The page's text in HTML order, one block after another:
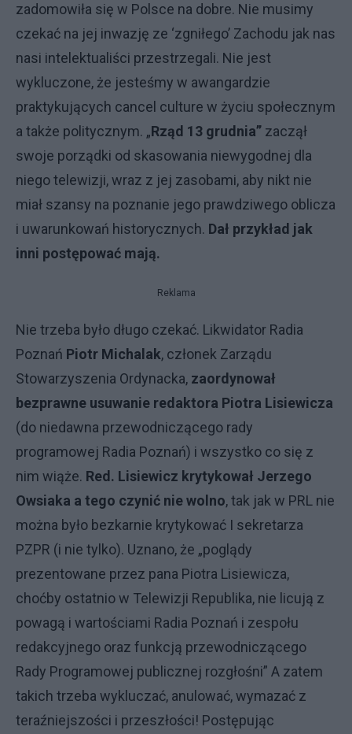
zadomowiła się w Polsce na dobre. Nie musimy
czekać na jej inwazję ze ‘zgniłego’ Zachodu jak nas
nasi intelektualiści przestrzegali. Nie jest
wykluczone, że jesteśmy w awangardzie
praktykujących cancel culture w życiu społecznym
a także politycznym. „Rząd 13 grudnia” zaczął
swoje porządki od skasowania niewygodnej dla
niego telewizji, wraz z jej zasobami, aby nikt nie
miał szansy na poznanie jego prawdziwego oblicza
i uwarunkowań historycznych. Dał przykład jak
inni postępować mają.
Reklama
Nie trzeba było długo czekać. Likwidator Radia
Poznań Piotr Michalak, członek Zarządu
Stowarzyszenia Ordynacka, zaordynował
bezprawne usuwanie redaktora Piotra Lisiewicza
(do niedawna przewodniczącego rady
programowej Radia Poznań) i wszystko co się z
nim wiąże. Red. Lisiewicz krytykował Jerzego
Owsiaka a tego czynić nie wolno, tak jak w PRL nie
można było bezkarnie krytykować I sekretarza
PZPR (i nie tylko). Uznano, że „poglądy
prezentowane przez pana Piotra Lisiewicza,
choćby ostatnio w Telewizji Republika, nie licują z
powagą i wartościami Radia Poznań i zespołu
redakcyjnego oraz funkcją przewodniczącego
Rady Programowej publicznej rozgłośni” A zatem
takich trzeba wykluczać, anulować, wymazać z
teraźniejszości i przeszłości! Postępując